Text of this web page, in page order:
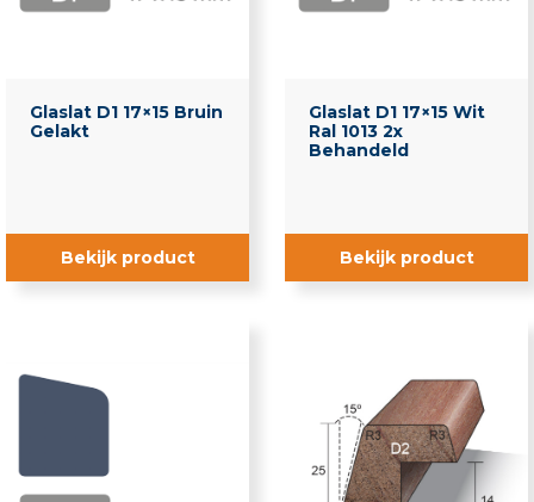
Glaslat D1 17×15 Bruin
Gelakt
Bekijk product
Glaslat D1 17×15 Wit
Ral 1013 2x
Behandeld
Bekijk product